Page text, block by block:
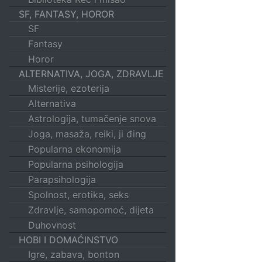
SF, FANTASY, HOROR
SF
Fantasy
Horor
ALTERNATIVA, JOGA, ZDRAVLJE
Misterije, ezoterija
Alternativa
Astrologija, tumačenje snova
Joga, masaža, reiki, ji đing
Popularna ekonomija
Popularna psihologija
Parapsihologija
Spolnost, erotika, seks
Zdravlje, samopomoć, dijeta
Duhovnost
HOBI I DOMAĆINSTVO
Igre, zabava, bonton